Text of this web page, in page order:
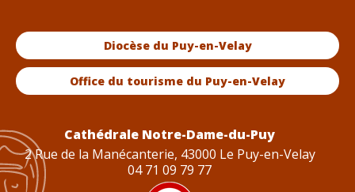
Diocèse du Puy-en-Velay
Office du tourisme du Puy-en-Velay
Cathédrale Notre-Dame-du-Puy
2 Rue de la Manécanterie, 43000 Le Puy-en-Velay
04 71 09 79 77